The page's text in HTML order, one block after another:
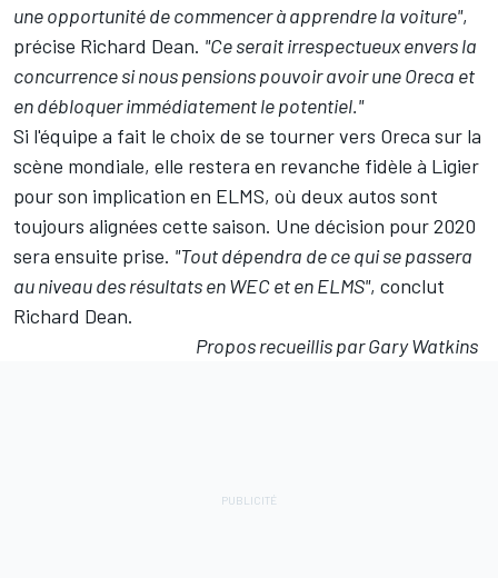
une opportunité de commencer à apprendre la voiture",
précise Richard Dean. "Ce serait irrespectueux envers la
concurrence si nous pensions pouvoir avoir une Oreca et
en débloquer immédiatement le potentiel."
Si l'équipe a fait le choix de se tourner vers Oreca sur la
scène mondiale, elle restera en revanche fidèle à Ligier
pour son implication en ELMS, où deux autos sont
toujours alignées cette saison. Une décision pour 2020
sera ensuite prise. "Tout dépendra de ce qui se passera
au niveau des résultats en WEC et en ELMS", conclut
Richard Dean.
Propos recueillis par Gary Watkins